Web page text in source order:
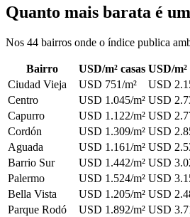
Quanto mais barata é
Nos 44 bairros onde o índice publica
Bairro USD/m² casas USD/
Ciudad Vieja
USD 751/m² USD
Centro
USD 1.045/m² USD
Capurro
USD 1.122/m² USD
Cordón
USD 1.309/m² USD
Aguada
USD 1.161/m² USD
Barrio Sur
USD 1.442/m² USD
Palermo
USD 1.524/m² USD
Bella Vista
USD 1.205/m² USD
Parque Rodó
USD 1.892/m² USD